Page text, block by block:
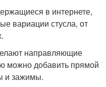
в интернете,
вариации стусла, от
направляющие
можно добавить прямой
и зажимы.